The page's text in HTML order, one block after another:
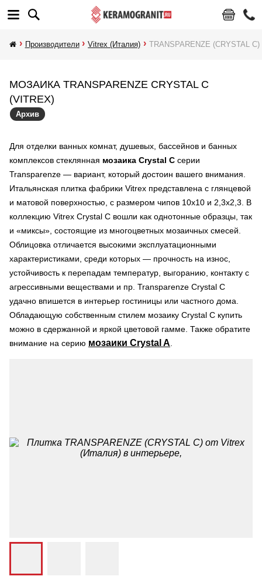
Производители Vitrex (Италия) TRANSPARENZE (CRYSTAL С)
МОЗАИКА TRANSPARENZE CRYSTAL С
(VITREX)
Архив
Для отделки ванных комнат, душевых, бассейнов и банных
комплексов стеклянная мозаика Crystal С серии
Transparenze — вариант, который достоин вашего внимания.
Итальянская плитка фабрики Vitrex представлена с глянцевой
и матовой поверхностью, с размером чипов 10х10 и 2,3х2,3. В
коллекцию Vitrex Crystal С вошли как однотонные образцы, так
и «миксы», состоящие из многоцветных мозаичных смесей.
Облицовка отличается высокими эксплуатационными
характеристиками, среди которых — прочность на износ,
устойчивость к перепадам температур, выгоранию, контакту с
агрессивными веществами и пр. Transparenze Crystal С
удачно впишется в интерьер гостиницы или частного дома.
Обладающую собственным стилем мозаику Crystal С купить
можно в сдержанной и яркой цветовой гамме. Также обратите
внимание на серию мозаики Crystal A